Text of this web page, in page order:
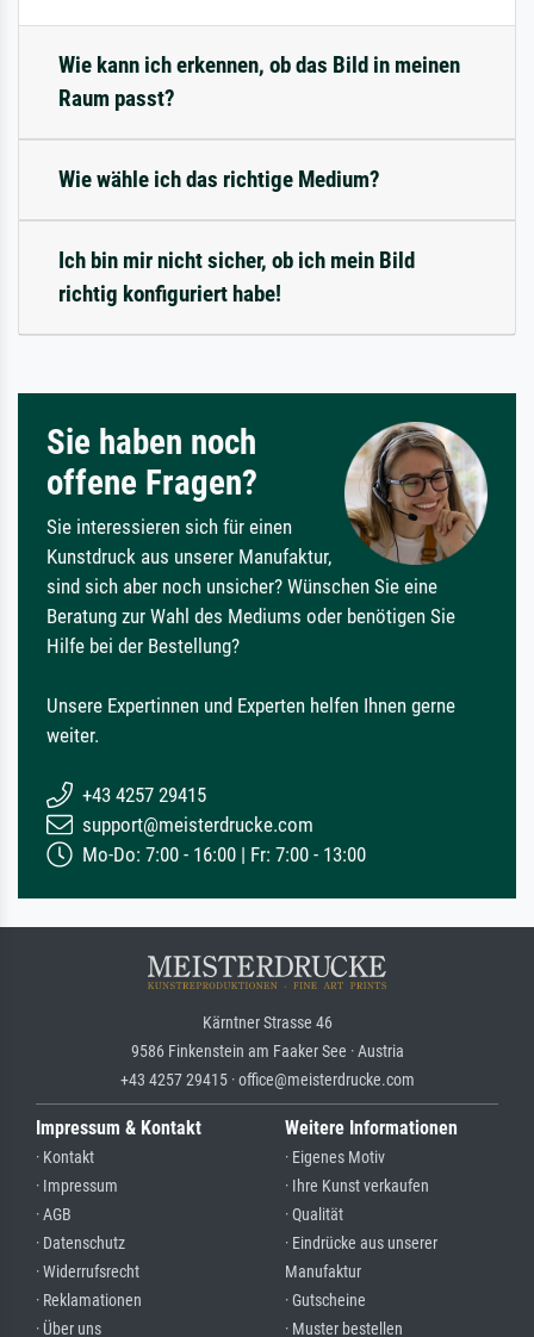
Wie kann ich erkennen, ob das Bild in meinen
Raum passt?
Wie wähle ich das richtige Medium?
Ich bin mir nicht sicher, ob ich mein Bild
richtig konfiguriert habe!
Sie haben noch
offene Fragen?
Sie interessieren sich für einen
Kunstdruck aus unserer Manufaktur,
sind sich aber noch unsicher? Wünschen Sie eine
Beratung zur Wahl des Mediums oder benötigen Sie
Hilfe bei der Bestellung?
Unsere Expertinnen und Experten helfen Ihnen gerne
weiter.
+43 4257 29415
support@meisterdrucke.com
Mo-Do: 7:00 - 16:00 | Fr: 7:00 - 13:00
Kärntner Strasse 46
9586 Finkenstein am Faaker See · Austria
+43 4257 29415 · office@meisterdrucke.com
Impressum & Kontakt
· Kontakt
· Impressum
· AGB
· Datenschutz
· Widerrufsrecht
· Reklamationen
· Über uns
Weitere Informationen
· Eigenes Motiv
· Ihre Kunst verkaufen
· Qualität
· Eindrücke aus unserer
Manufaktur
· Gutscheine
· Muster bestellen